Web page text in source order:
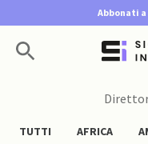
Abbonati
TUTTI AFRICA